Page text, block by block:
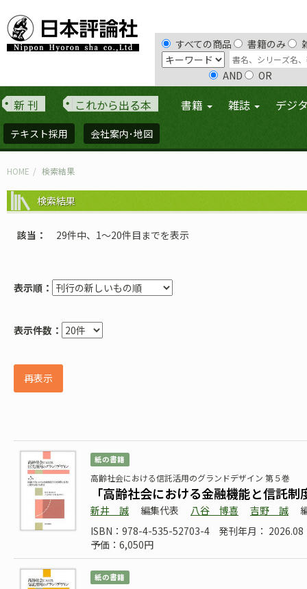
すべての商品 書籍のみ
AND OR
新 刊 これから出る本 書籍 雑誌 デジ
テキスト採用 会社案内･地図
HOME 検索結果
検索結果
該当 29件中、1〜20件目までを表示
表示順：
表示件数：
再表示
紙の書籍
高齢社会における信託活用のグランドデザイン 第５巻
「高齢社会における金融機能と信託
新井 誠 編集代表 八谷 博喜 吉野 誠
ISBN：978-4-535-52703-4
発刊年月： 2026.08
予価：6,050円
紙の書籍